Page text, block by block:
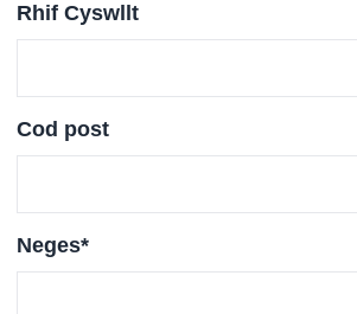
Rhif Cyswllt
Cod post
Neges*